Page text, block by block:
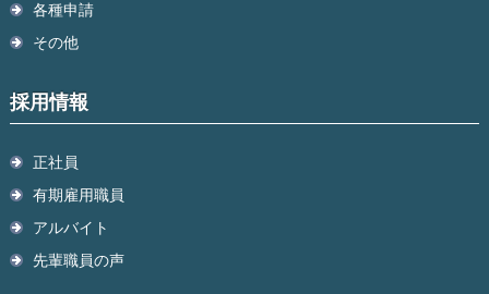
各種申請
その他
採用情報
正社員
有期雇用職員
アルバイト
先輩職員の声